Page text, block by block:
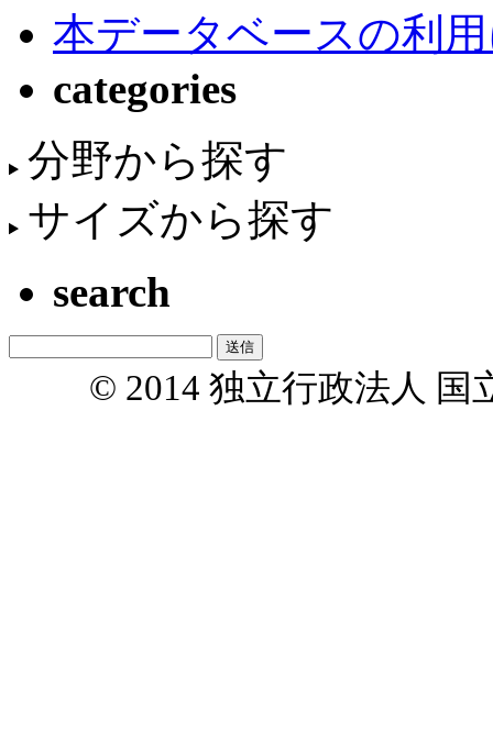
本データベースの利
categories
分野から探す
サイズから探す
search
© 2014 独立行政法人 国